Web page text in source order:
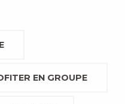
EN GROUPE